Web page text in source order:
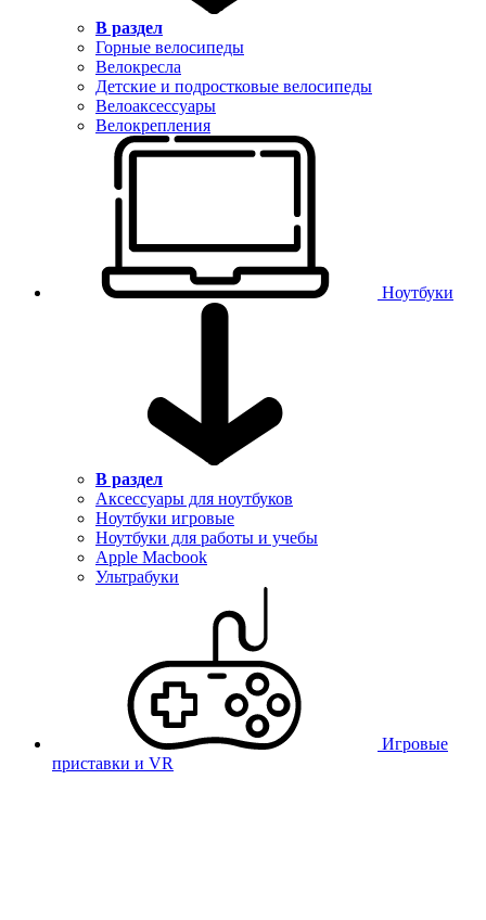
В раздел
Горные велосипеды
Велокресла
Детские и подростковые велосипеды
Велоаксессуары
Велокрепления
Ноутбуки
В раздел
Аксессуары для ноутбуков
Ноутбуки игровые
Ноутбуки для работы и учебы
Apple Macbook
Ультрабуки
Игровые
приставки и VR